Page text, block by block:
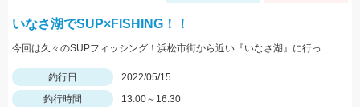
いなさ湖でSUP×FISHING！！
今回は久々のSUPフィッシング！浜松市街から近い『いなさ湖』に行ってきました！！
釣行日
2022/05/15
釣行時間
13:00～16:30